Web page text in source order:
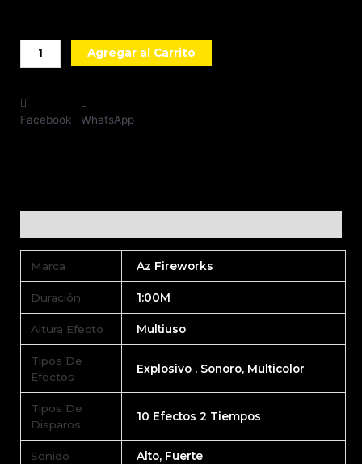
Agregar al Carrito
Facebook WhatsApp
Marca Az Fireworks
Duración 1:00M
Altura Efecto Multiuso
Tipos De
Efectos
Explosivo , Sonoro, Multicolor
Tipos De
Disparos
10 Efectos 2 Tiempos
Sonido Alto, Fuerte